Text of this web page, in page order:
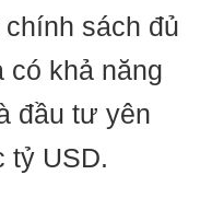
sách đủ
có khả năng
đầu tư yên
tỷ USD.